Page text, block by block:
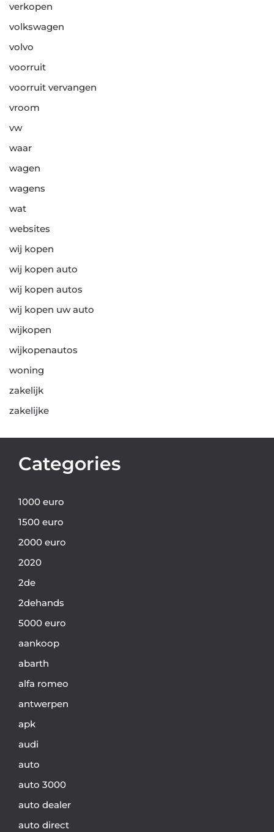
verkopen
volkswagen
volvo
voorruit
voorruit vervangen
vroom
vw
waar
wagen
wagens
wat
websites
wij kopen
wij kopen auto
wij kopen autos
wij kopen uw auto
wijkopen
wijkopenautos
woning
zakelijk
zakelijke
Categories
1000 euro
1500 euro
2000 euro
2020
2de
2dehands
5000 euro
aankoop
abarth
alfa romeo
antwerpen
apk
audi
auto
auto 3000
auto dealer
auto direct